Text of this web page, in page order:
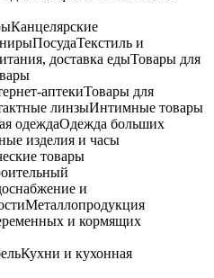
Канцелярские
ПосудаТекстиль и
доставка едыТовары для
аптекиТовары для
линзыИнтимные товары
одеждаОдежда больших
изделия и часы
товары
и
Металлопродукция
и кормящих
Кухни и кухонная